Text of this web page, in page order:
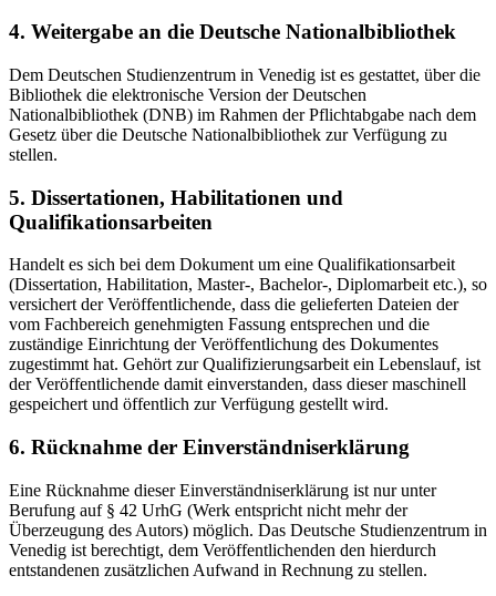
4. Weitergabe an die Deutsche Nationalbibliothek
Dem Deutschen Studienzentrum in Venedig ist es gestattet, über die
Bibliothek die elektronische Version der Deutschen
Nationalbibliothek (DNB) im Rahmen der Pflichtabgabe nach dem
Gesetz über die Deutsche Nationalbibliothek zur Verfügung zu
stellen.
5. Dissertationen, Habilitationen und
Qualifikationsarbeiten
Handelt es sich bei dem Dokument um eine Qualifikationsarbeit
(Dissertation, Habilitation, Master-, Bachelor-, Diplomarbeit etc.), so
versichert der Veröffentlichende, dass die gelieferten Dateien der
vom Fachbereich genehmigten Fassung entsprechen und die
zuständige Einrichtung der Veröffentlichung des Dokumentes
zugestimmt hat. Gehört zur Qualifizierungsarbeit ein Lebenslauf, ist
der Veröffentlichende damit einverstanden, dass dieser maschinell
gespeichert und öffentlich zur Verfügung gestellt wird.
6. Rücknahme der Einverständniserklärung
Eine Rücknahme dieser Einverständniserklärung ist nur unter
Berufung auf § 42 UrhG (Werk entspricht nicht mehr der
Überzeugung des Autors) möglich. Das Deutsche Studienzentrum in
Venedig ist berechtigt, dem Veröffentlichenden den hierdurch
entstandenen zusätzlichen Aufwand in Rechnung zu stellen.